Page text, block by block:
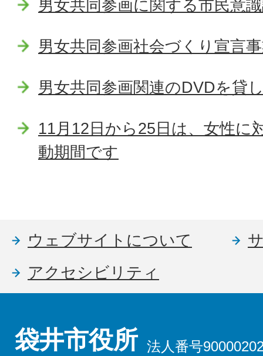
男女共同参画に関する市民意
男女共同参画社会づくり宣言
男女共同参画関連のDVDを貸
11月12日から25日は、女性に
動期間です
ウェブサイトについて
アクセシビリティ
袋井市役所 法人番号